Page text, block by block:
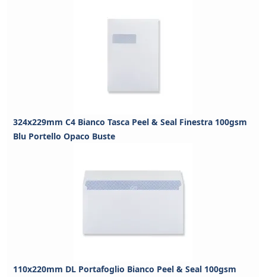
324x229mm C4 Bianco Tasca Peel & Seal Finestra 100gsm
Blu Portello Opaco Buste
110x220mm DL Portafoglio Bianco Peel & Seal 100gsm